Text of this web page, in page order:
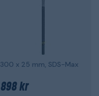
300 x 25 mm, SDS-Max
898 kr